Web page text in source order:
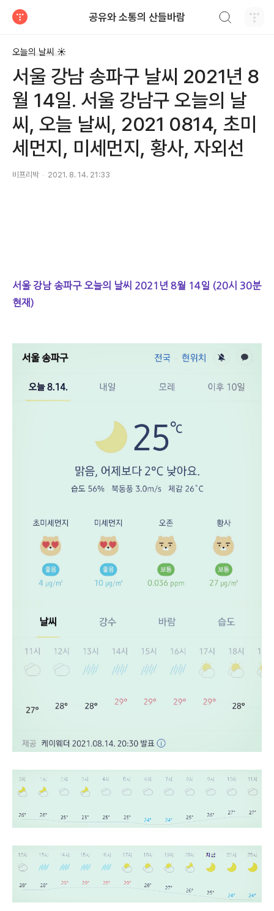
공유와 소통의 산들바람
오늘의 날씨 ☀
서울 강남 송파구 날씨 2021년 8
월 14일. 서울 강남구 오늘의 날
씨, 오늘 날씨, 2021 0814, 초미
세먼지, 미세먼지, 황사, 자외선
비프리박 2021. 8. 14. 21:33
서울 강남 송파구 오늘의 날씨 2021년 8월 14일 (20시 30분
현재)